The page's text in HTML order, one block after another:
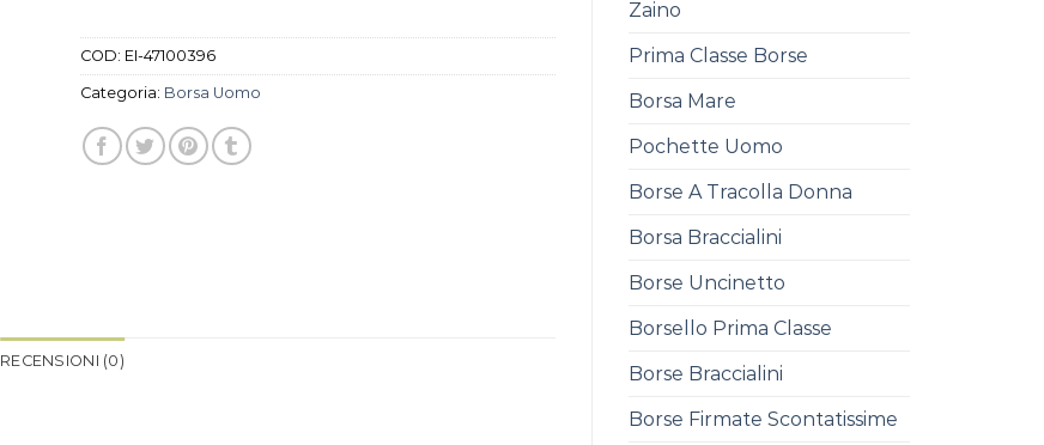
Zaino
Prima Classe Borse
Borsa Mare
Pochette Uomo
Borse A Tracolla Donna
Borsa Braccialini
Borse Uncinetto
Borsello Prima Classe
Borse Braccialini
Borse Firmate Scontatissime
COD: EI-47100396
Categoria: Borsa Uomo
RECENSIONI (0)